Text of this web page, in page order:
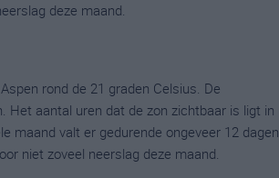
deze maand.
rond de 21 graden Celsius. De
aantal uren dat de zon zichtbaar is ligt in
maand valt er gedurende ongeveer 12 dagen
niet zoveel neerslag deze maand.